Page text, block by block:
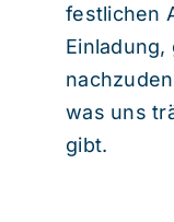
festlichen
was uns
gibt.